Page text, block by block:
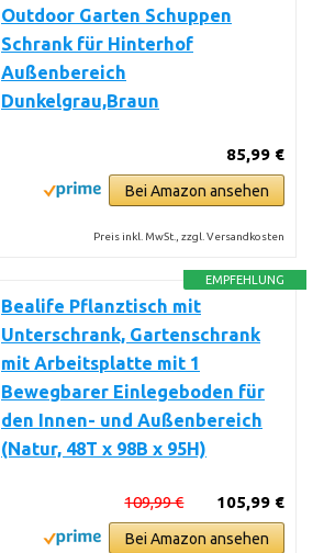
Outdoor Garten Schuppen
Schrank für Hinterhof
Außenbereich
Dunkelgrau,Braun
85,99 €
Bei Amazon ansehen
Preis inkl. MwSt., zzgl. Versandkosten
EMPFEHLUNG
Bealife Pflanztisch mit
Unterschrank, Gartenschrank
mit Arbeitsplatte mit 1
Bewegbarer Einlegeboden für
den Innen- und Außenbereich
(Natur, 48T x 98B x 95H)
105,99 €
109,99 €
Bei Amazon ansehen